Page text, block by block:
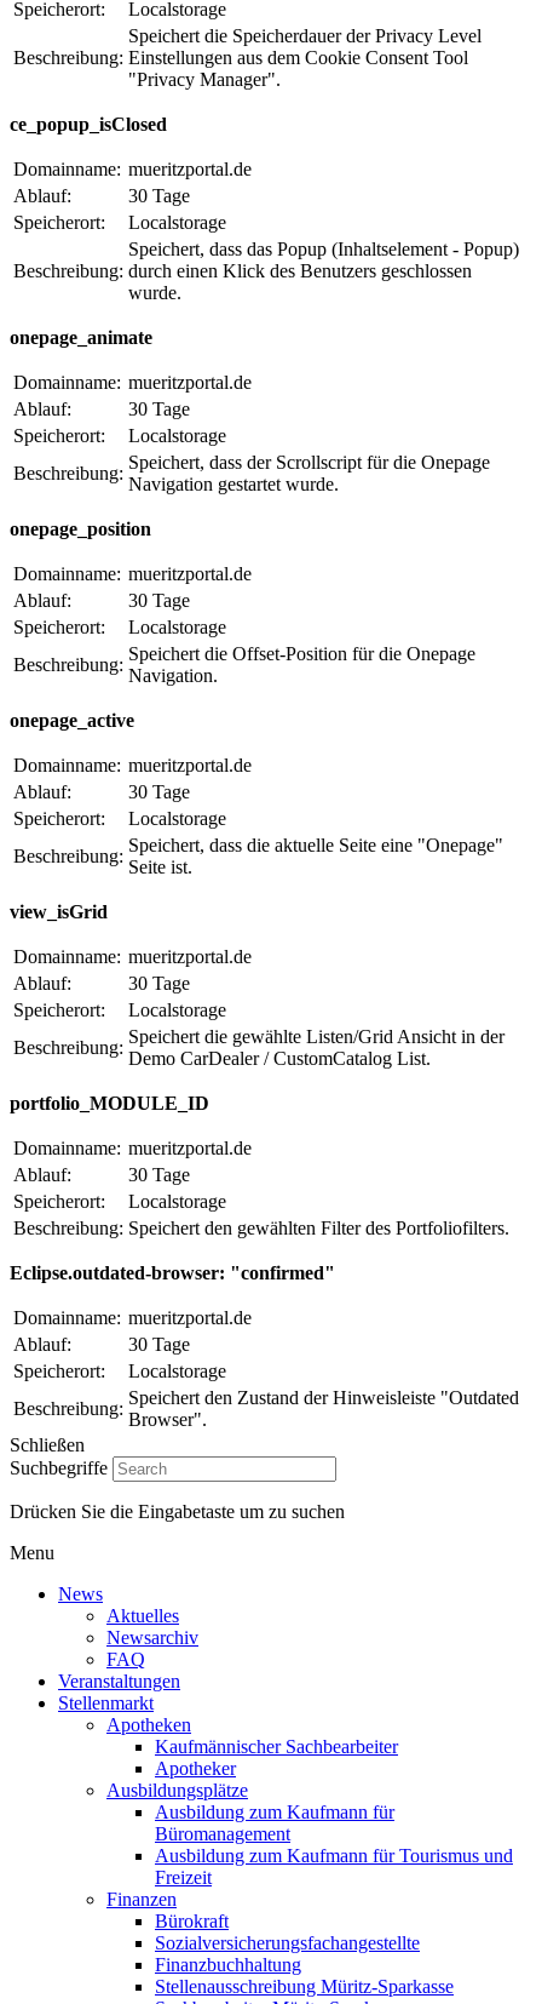
Speicherort: Localstorage
Beschreibung:
Speichert die Speicherdauer der Privacy Level
Einstellungen aus dem Cookie Consent Tool
"Privacy Manager".
ce_popup_isClosed
Domainname: mueritzportal.de
Ablauf:
30 Tage
Speicherort:
Localstorage
Beschreibung:
Speichert, dass das Popup (Inhaltselement - Popup)
durch einen Klick des Benutzers geschlossen
wurde.
onepage_animate
Domainname: mueritzportal.de
Ablauf:
30 Tage
Speicherort:
Localstorage
Beschreibung:
Speichert, dass der Scrollscript für die Onepage
Navigation gestartet wurde.
onepage_position
Domainname: mueritzportal.de
Ablauf:
30 Tage
Speicherort:
Localstorage
Beschreibung:
Speichert die Offset-Position für die Onepage
Navigation.
onepage_active
Domainname: mueritzportal.de
Ablauf:
30 Tage
Speicherort:
Localstorage
Beschreibung:
Speichert, dass die aktuelle Seite eine "Onepage"
Seite ist.
view_isGrid
Domainname: mueritzportal.de
Ablauf:
30 Tage
Speicherort:
Localstorage
Beschreibung:
Speichert die gewählte Listen/Grid Ansicht in der
Demo CarDealer / CustomCatalog List.
portfolio_MODULE_ID
Domainname: mueritzportal.de
Ablauf:
30 Tage
Speicherort:
Localstorage
Beschreibung: Speichert den gewählten Filter des Portfoliofilters.
Eclipse.outdated-browser: "confirmed"
Domainname: mueritzportal.de
Ablauf:
30 Tage
Speicherort:
Localstorage
Beschreibung:
Speichert den Zustand der Hinweisleiste "Outdated
Browser".
Schließen
Suchbegriffe
Drücken Sie die Eingabetaste um zu suchen
Menu
News
Aktuelles
Newsarchiv
FAQ
Veranstaltungen
Stellenmarkt
Apotheken
Kaufmännischer Sachbearbeiter
Apotheker
Ausbildungsplätze
Ausbildung zum Kaufmann für
Büromanagement
Ausbildung zum Kaufmann für Tourismus und
Freizeit
Finanzen
Bürokraft
Sozialversicherungsfachangestellte
Finanzbuchhaltung
Stellenausschreibung Müritz-Sparkasse